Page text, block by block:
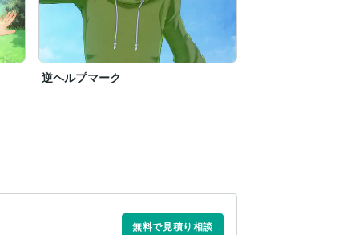
逆ヘルプマーク
無料で見積り相談